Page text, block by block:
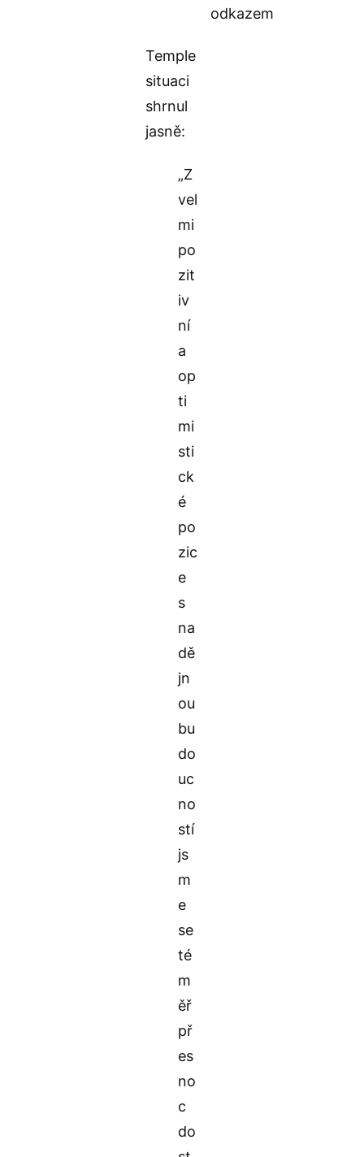
odkazem
Temple
situaci
shrnul
jasně:
„Z
vel
mi
po
zit
iv
ní
a
op
ti
mi
sti
ck
é
po
zic
e
s
na
dě
jn
ou
bu
do
uc
no
stí
js
m
e
se
té
m
ěř
př
es
no
c
do